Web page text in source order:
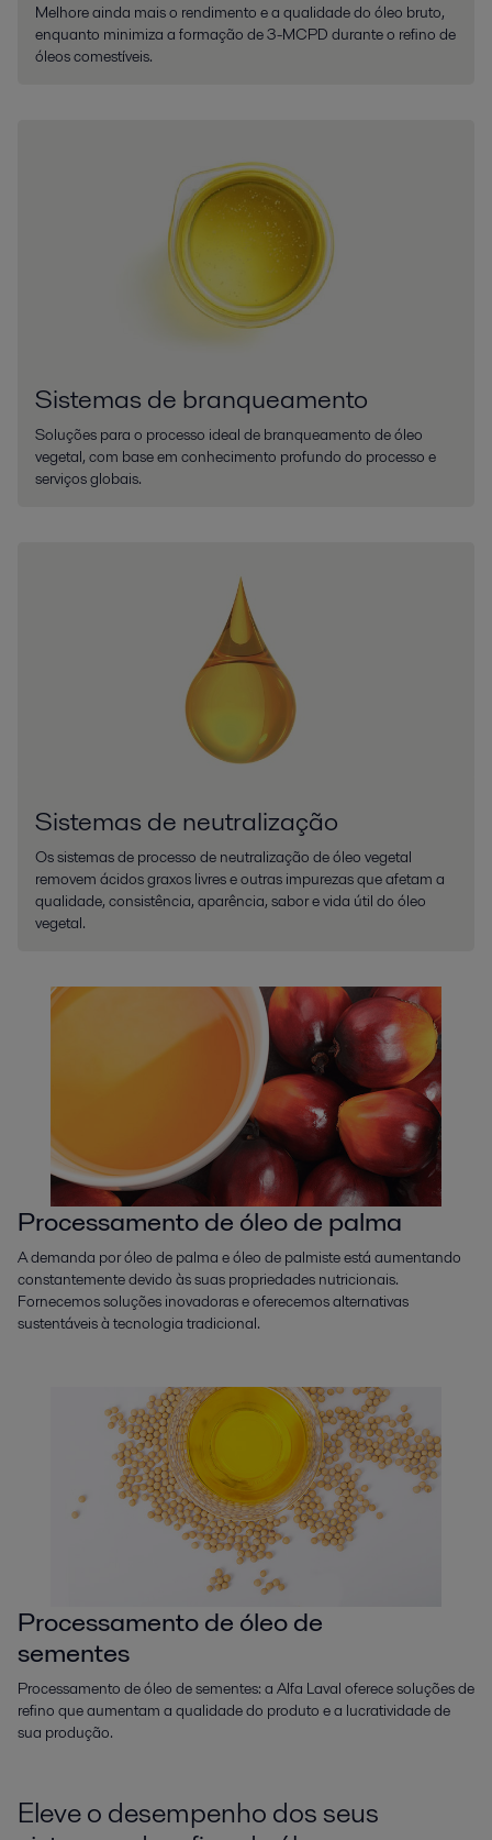
Melhore ainda mais o rendimento e a qualidade do óleo bruto,
enquanto minimiza a formação de 3-MCPD durante o refino de
óleos comestíveis.
Sistemas de branqueamento
Soluções para o processo ideal de branqueamento de óleo
vegetal, com base em conhecimento profundo do processo e
serviços globais.
Sistemas de neutralização
Os sistemas de processo de neutralização de óleo vegetal
removem ácidos graxos livres e outras impurezas que afetam a
qualidade, consistência, aparência, sabor e vida útil do óleo
vegetal.
Processamento de óleo de palma
A demanda por óleo de palma e óleo de palmiste está aumentando
constantemente devido às suas propriedades nutricionais.
Fornecemos soluções inovadoras e oferecemos alternativas
sustentáveis à tecnologia tradicional.
Processamento de óleo de
sementes
Processamento de óleo de sementes: a Alfa Laval oferece soluções de
refino que aumentam a qualidade do produto e a lucratividade de
sua produção.
Eleve o desempenho dos seus